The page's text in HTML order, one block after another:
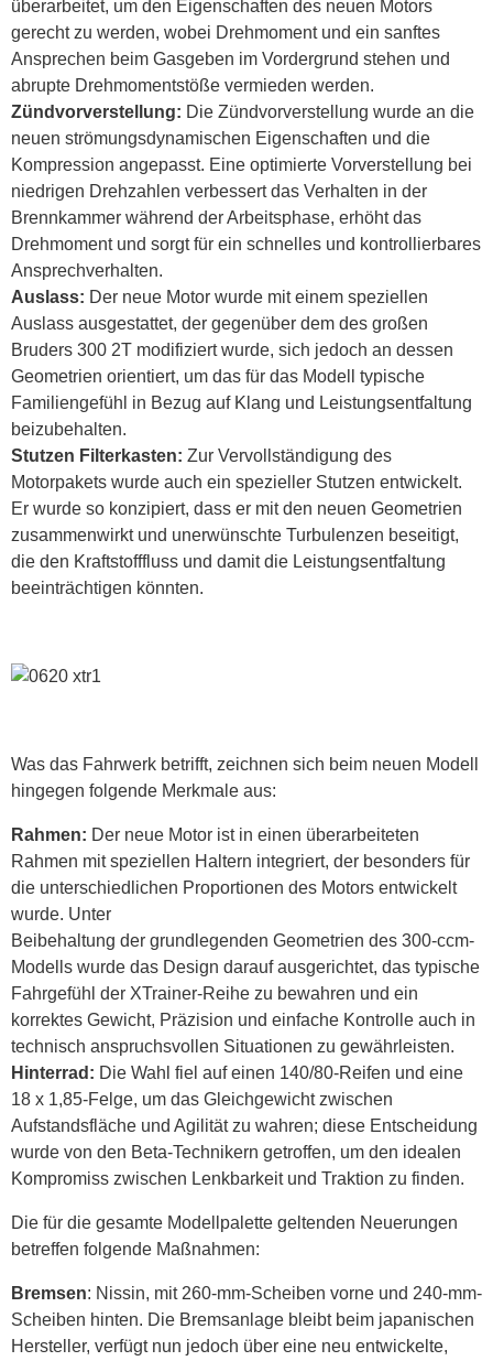
überarbeitet, um den Eigenschaften des neuen Motors
gerecht zu werden, wobei Drehmoment und ein sanftes
Ansprechen beim Gasgeben im Vordergrund stehen und
abrupte Drehmomentstöße vermieden werden.
Zündvorverstellung: Die Zündvorverstellung wurde an die
neuen strömungsdynamischen Eigenschaften und die
Kompression angepasst. Eine optimierte Vorverstellung bei
niedrigen Drehzahlen verbessert das Verhalten in der
Brennkammer während der Arbeitsphase, erhöht das
Drehmoment und sorgt für ein schnelles und kontrollierbares
Ansprechverhalten.
Auslass: Der neue Motor wurde mit einem speziellen
Auslass ausgestattet, der gegenüber dem des großen
Bruders 300 2T modifiziert wurde, sich jedoch an dessen
Geometrien orientiert, um das für das Modell typische
Familiengefühl in Bezug auf Klang und Leistungsentfaltung
beizubehalten.
Stutzen Filterkasten: Zur Vervollständigung des
Motorpakets wurde auch ein spezieller Stutzen entwickelt.
Er wurde so konzipiert, dass er mit den neuen Geometrien
zusammenwirkt und unerwünschte Turbulenzen beseitigt,
die den Kraftstofffluss und damit die Leistungsentfaltung
beeinträchtigen könnten.
Was das Fahrwerk betrifft, zeichnen sich beim neuen Modell
hingegen folgende Merkmale aus:
Rahmen: Der neue Motor ist in einen überarbeiteten
Rahmen mit speziellen Haltern integriert, der besonders für
die unterschiedlichen Proportionen des Motors entwickelt
wurde. Unter
Beibehaltung der grundlegenden Geometrien des 300-ccm-
Modells wurde das Design darauf ausgerichtet, das typische
Fahrgefühl der XTrainer-Reihe zu bewahren und ein
korrektes Gewicht, Präzision und einfache Kontrolle auch in
technisch anspruchsvollen Situationen zu gewährleisten.
Hinterrad: Die Wahl fiel auf einen 140/80-Reifen und eine
18 x 1,85-Felge, um das Gleichgewicht zwischen
Aufstandsfläche und Agilität zu wahren; diese Entscheidung
wurde von den Beta-Technikern getroffen, um den idealen
Kompromiss zwischen Lenkbarkeit und Traktion zu finden.
Die für die gesamte Modellpalette geltenden Neuerungen
betreffen folgende Maßnahmen:
Bremsen: Nissin, mit 260-mm-Scheiben vorne und 240-mm-
Scheiben hinten. Die Bremsanlage bleibt beim japanischen
Hersteller, verfügt nun jedoch über eine neu entwickelte,